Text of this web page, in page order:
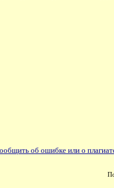
об ошибке или о